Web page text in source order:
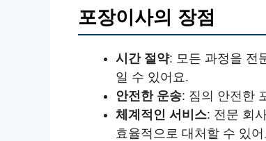
포장이사의 장점
시간 절약: 모든 과정을 전
일 수 있어요.
안전한 운송: 짐의 안전한
체계적인 서비스: 전문 회
효율적으로 대처할 수 있어